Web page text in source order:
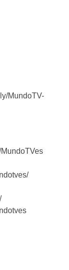
MundoTV-